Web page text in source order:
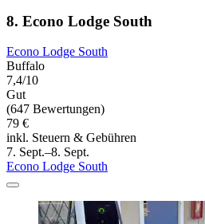
8. Econo Lodge South
Econo Lodge South
Buffalo
7,4/10
Gut
(647 Bewertungen)
79 €
inkl. Steuern & Gebühren
7. Sept.–8. Sept.
Econo Lodge South